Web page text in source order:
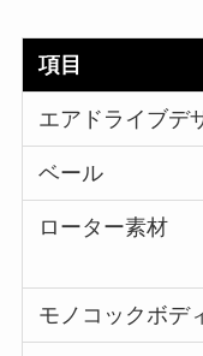
項目
エアドライブデ
ベール
ローター素材
モノコックボデ